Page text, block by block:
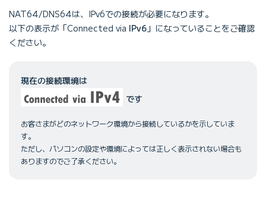
NAT64/DNS64は、IPv6での接続が必要になります。
以下の表示が「Connected via IPv6 」になっていることをご確認
ください。
現在の接続環境は
です
お客さまがどのネットワーク環境から接続しているかを示していま
す。
ただし、パソコンの設定や環境によっては正しく表示されない場合も
ありますのでご了承ください。